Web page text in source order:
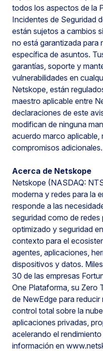
todos los aspectos de la
Incidentes de Seguridad
están sujetos a cambios
no está garantizada para
específica de asuntos.
garantías, soporte y
vulnerabilidades en
Netskope, están
maestro aplicable entre
declaraciones de este
modifican de ninguna
acuerdo marco aplicable,
compromisos adicionales.
Acerca de Netskope
Netskope (NASDAQ:
moderna y redes para la
responde a las
seguridad como de
optimizado y seguridad
contexto para el
agentes, aplicaciones,
dispositivos y datos.
30 de las empresas
One Plataforma, su Zero
de NewEdge para
control total sobre la
aplicaciones privadas,
acelerando el
información en